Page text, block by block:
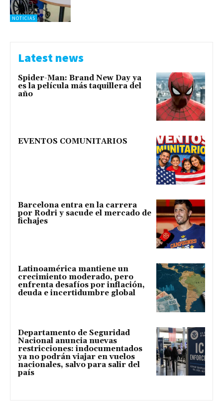
NOTICIAS
Latest news
Spider-Man: Brand New Day ya
es la película más taquillera del
año
EVENTOS COMUNITARIOS
Barcelona entra en la carrera
por Rodri y sacude el mercado de
fichajes
Latinoamérica mantiene un
crecimiento moderado, pero
enfrenta desafíos por inflación,
deuda e incertidumbre global
Departamento de Seguridad
Nacional anuncia nuevas
restricciones: indocumentados
ya no podrán viajar en vuelos
nacionales, salvo para salir del
país